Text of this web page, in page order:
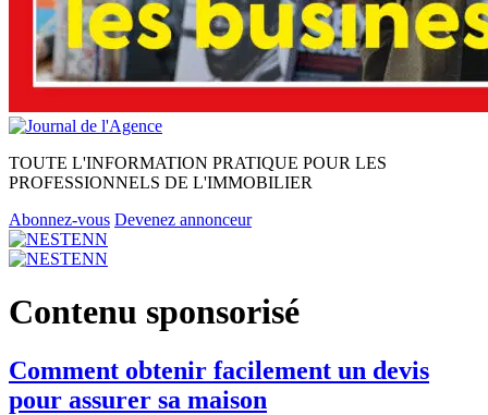
TOUTE L'INFORMATION PRATIQUE POUR LES
PROFESSIONNELS DE L'IMMOBILIER
Abonnez-vous Devenez annonceur
Contenu sponsorisé
Comment obtenir facilement un devis
pour assurer sa maison